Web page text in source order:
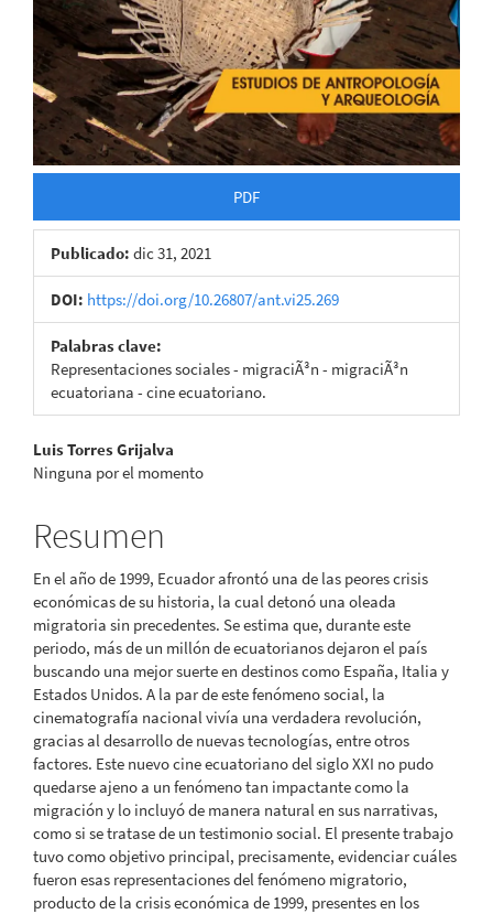
PDF
Publicado: dic 31, 2021
DOI: https://doi.org/10.26807/ant.vi25.269
Palabras clave:
Representaciones sociales - migraciÃ³n - migraciÃ³n
ecuatoriana - cine ecuatoriano.
Contenido
principal
del
artículo
Luis Torres Grijalva
Ninguna por el momento
Resumen
En el año de 1999, Ecuador afrontó una de las peores crisis
económicas de su historia, la cual detonó una oleada
migratoria sin precedentes. Se estima que, durante este
periodo, más de un millón de ecuatorianos dejaron el país
buscando una mejor suerte en destinos como España, Italia y
Estados Unidos. A la par de este fenómeno social, la
cinematografía nacional vivía una verdadera revolución,
gracias al desarrollo de nuevas tecnologías, entre otros
factores. Este nuevo cine ecuatoriano del siglo XXI no pudo
quedarse ajeno a un fenómeno tan impactante como la
migración y lo incluyó de manera natural en sus narrativas,
como si se tratase de un testimonio social. El presente trabajo
tuvo como objetivo principal, precisamente, evidenciar cuáles
fueron esas representaciones del fenómeno migratorio,
producto de la crisis económica de 1999, presentes en los